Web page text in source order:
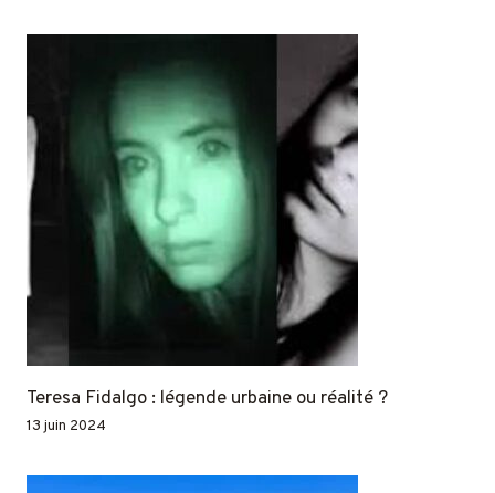
Teresa Fidalgo : légende urbaine ou réalité ?
13 juin 2024